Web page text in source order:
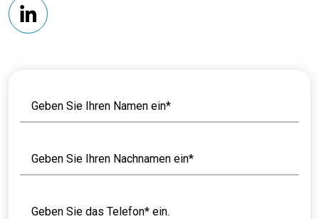
Geben Sie Ihren Namen ein*
Geben Sie Ihren Nachnamen ein*
Geben Sie das Telefon* ein.